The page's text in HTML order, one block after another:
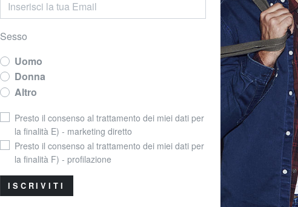
Sesso
Uomo
Donna
Altro
Presto il consenso al trattamento dei miei dati per
la finalità E) - marketing diretto
Presto il consenso al trattamento dei miei dati per
la finalità F) - profilazione
ISCRIVITI